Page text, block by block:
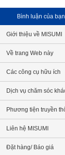
Bình luận của
Giới thiệu về MISUMI
Về trang Web này
Các công cụ hữu ích
Dịch vụ chăm sóc
Phương tiện truyền
Liên hệ MISUMI
Đặt hàng/ Báo giá